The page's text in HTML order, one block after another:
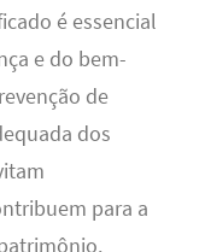
é essencial
e do bem-
de
dos
para a